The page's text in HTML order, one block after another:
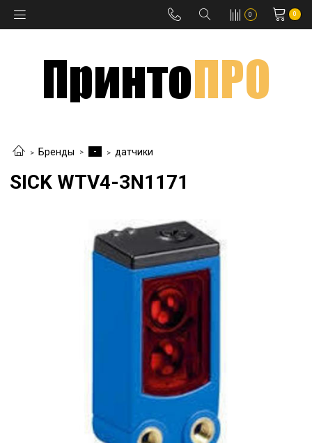
0 0
Бренды - датчики
SICK WTV4-3N1171